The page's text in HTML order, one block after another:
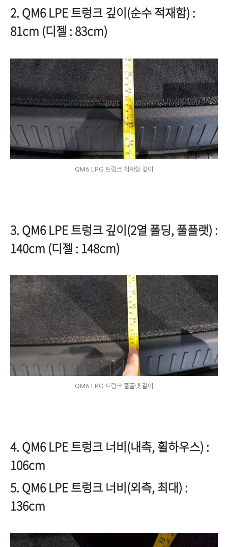
2. QM6 LPE 트렁크 깊이(순수 적재함) :
81cm (디젤 : 83cm)
QM6 LPG 트렁크 적재함 깊이
3. QM6 LPE 트렁크 깊이(2열 폴딩, 풀플랫) :
140cm (디젤 : 148cm)
QM6 LPG 트렁크 풀플랫 길이
4. QM6 LPE 트렁크 너비(내측, 휠하우스) :
106cm
5. QM6 LPE 트렁크 너비(외측, 최대) :
136cm